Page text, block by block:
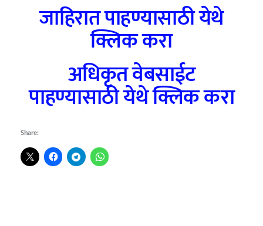
जाहिरात पाहण्यासाठी येथे
क्लिक करा
अधिकृत वेबसाईट
पाहण्यासाठी येथे क्लिक करा
Share: